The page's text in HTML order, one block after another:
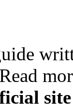
site